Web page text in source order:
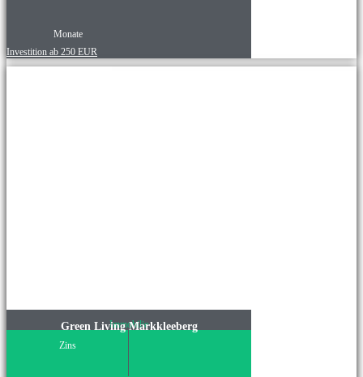
Monate
Investition ab 250 EUR
Immobilie
Green Living Markkleeberg
Zins